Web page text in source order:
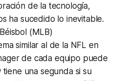
de la tecnología,
ha sucedido lo inevitable.
(MLB)
similar al de la NFL en
de cada equipo puede
una segunda si su